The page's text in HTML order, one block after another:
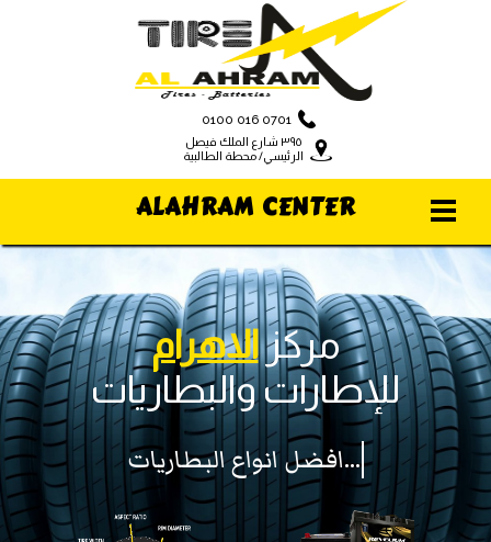
0100 016 0701
٣٩٥ شارع الملك فيصل
الرئيسي/ محطة الطالبية
افضل انواع البطاريات...
مركزالاهرام
للإطارات والبطاريات
ALAHRAM CENTER